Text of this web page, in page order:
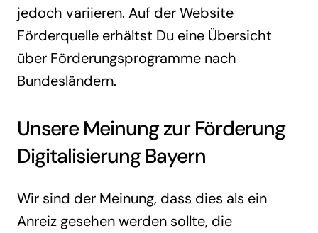
jedoch variieren. Auf der Website
Förderquelle erhältst Du eine Übersicht
über Förderungsprogramme nach
Bundesländern.
Unsere Meinung zur Förderung
Digitalisierung Bayern
Wir sind der Meinung, dass dies als ein
Anreiz gesehen werden sollte, die